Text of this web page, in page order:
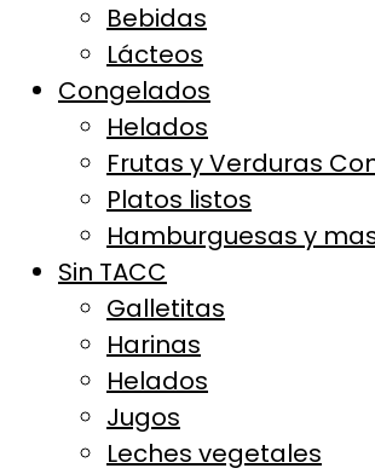
Bebidas
Lácteos
Congelados
Helados
Frutas y Verduras
Platos listos
Hamburguesas y
Sin TACC
Galletitas
Harinas
Helados
Jugos
Leches vegetales